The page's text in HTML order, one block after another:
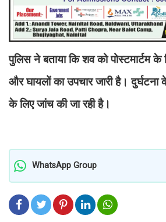
पुलिस ने बताया कि शव को पोस्टमार्टम के
और घायलों का उपचार जारी है। दुर्घटना
के लिए जांच की जा रही है।
WhatsApp Group